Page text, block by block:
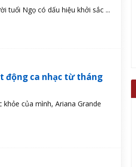
tuổi Ngọ có dấu hiệu khởi sắc ...
động ca nhạc từ tháng
của mình, Ariana Grande